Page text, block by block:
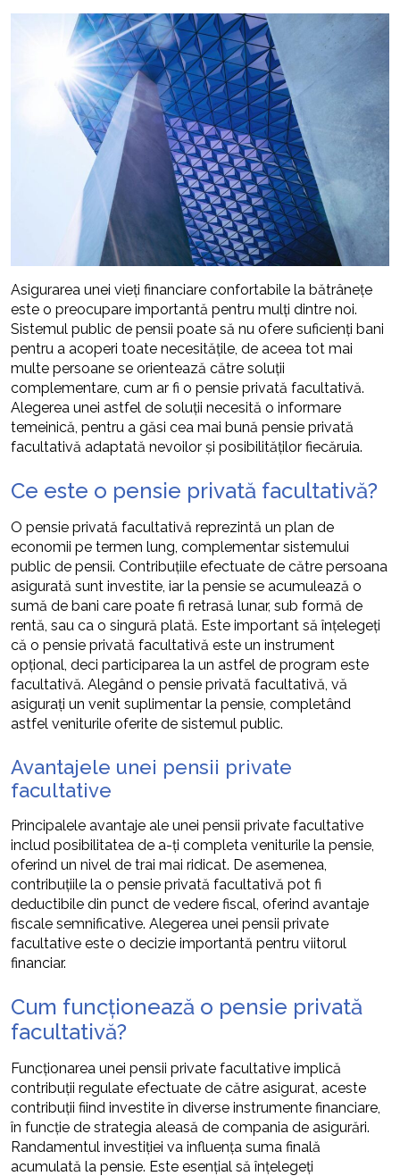
Asigurarea unei vieți financiare confortabile la bătrânețe
este o preocupare importantă pentru mulți dintre noi.
Sistemul public de pensii poate să nu ofere suficienți bani
pentru a acoperi toate necesitățile, de aceea tot mai
multe persoane se orientează către soluții
complementare, cum ar fi o pensie privată facultativă.
Alegerea unei astfel de soluții necesită o informare
temeinică, pentru a găsi cea mai bună pensie privată
facultativă adaptată nevoilor și posibilităților fiecăruia.
Ce este o pensie privată facultativă?
O pensie privată facultativă reprezintă un plan de
economii pe termen lung, complementar sistemului
public de pensii. Contribuțiile efectuate de către persoana
asigurată sunt investite, iar la pensie se acumulează o
sumă de bani care poate fi retrasă lunar, sub formă de
rentă, sau ca o singură plată. Este important să înțelegeți
că o pensie privată facultativă este un instrument
opțional, deci participarea la un astfel de program este
facultativă. Alegând o pensie privată facultativă, vă
asigurați un venit suplimentar la pensie, completând
astfel veniturile oferite de sistemul public.
Avantajele unei pensii private
facultative
Principalele avantaje ale unei pensii private facultative
includ posibilitatea de a-ți completa veniturile la pensie,
oferind un nivel de trai mai ridicat. De asemenea,
contribuțiile la o pensie privată facultativă pot fi
deductibile din punct de vedere fiscal, oferind avantaje
fiscale semnificative. Alegerea unei pensii private
facultative este o decizie importantă pentru viitorul
financiar.
Cum funcționează o pensie privată
facultativă?
Funcționarea unei pensii private facultative implică
contribuții regulate efectuate de către asigurat, aceste
contribuții fiind investite în diverse instrumente financiare,
în funcție de strategia aleasă de compania de asigurări.
Randamentul investiției va influența suma finală
acumulată la pensie. Este esențial să înțelegeți